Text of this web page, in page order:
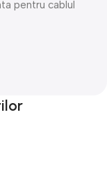
pentru cablul